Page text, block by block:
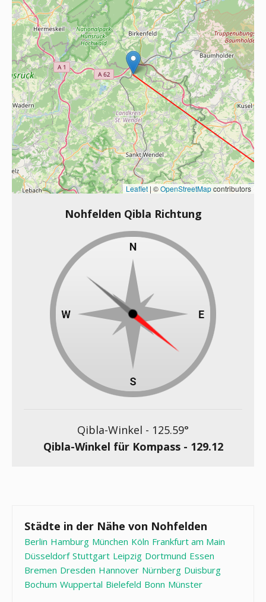
Leaflet | ©OpenStreetMapcontributors
Nohfelden Qibla Richtung
Qibla-Winkel - 125.59°
Qibla-Winkel für Kompass - 129.12
Städte in der Nähe von Nohfelden
Berlin Hamburg München Köln Frankfurt am Main
Düsseldorf Stuttgart Leipzig Dortmund Essen
Bremen Dresden Hannover Nürnberg Duisburg
Bochum Wuppertal Bielefeld Bonn Münster